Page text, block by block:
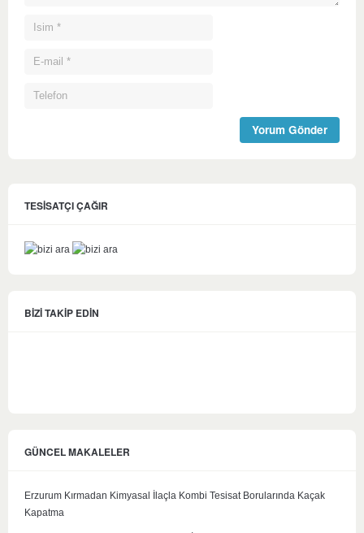
TESİSATÇI ÇAĞIR
BİZİ TAKİP EDİN
GÜNCEL MAKALELER
Erzurum Kırmadan Kimyasal İlaçla Kombi Tesisat Borularında Kaçak
Kapatma